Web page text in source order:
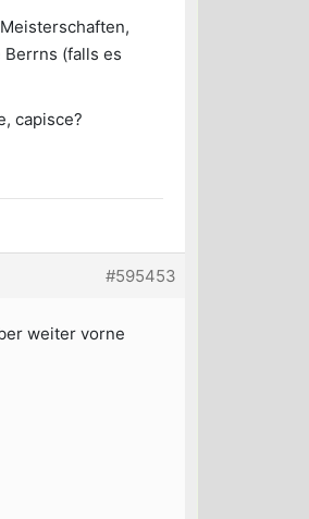
(falls es
capisce?
#595453
weiter vorne